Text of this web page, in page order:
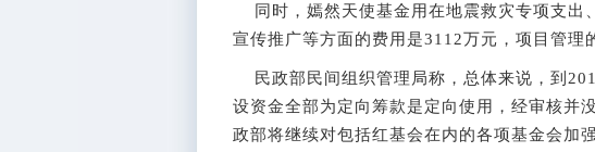
同时，嫣然天使基金用在地震救灾专项支出
宣传推广等方面的费用是3112万元，项目管理
民政部民间组织管理局称，总体来说，到
设资金全部为定向筹款是定向使用，经审核并
政部将继续对包括红基会在内的各项基金会加